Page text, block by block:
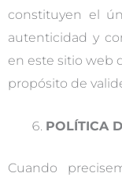
constituyen el
autenticidad y
en este sitio web
propósito de
POLÍTICA
Cuando